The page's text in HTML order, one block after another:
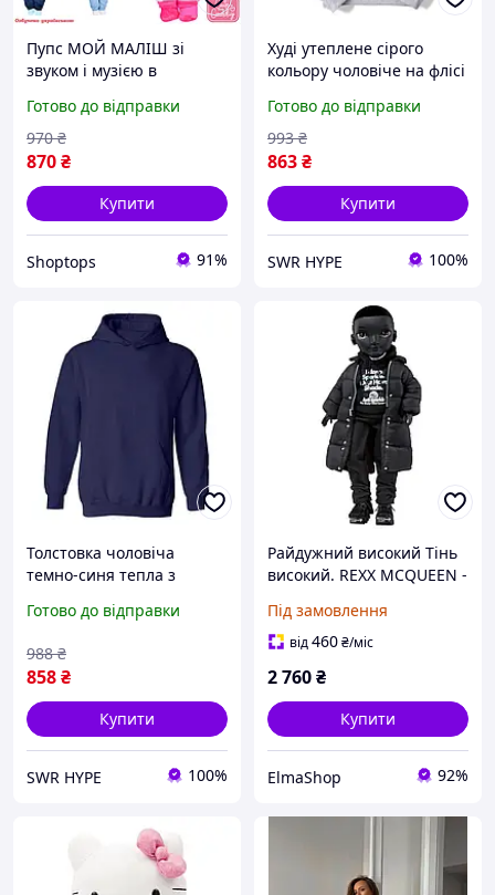
Пупс МОЙ МАЛІШ зі
звуком і музією в
Готово до відправки
870₴
970 ₴
Купити
Shoptops 91%
Худі утеплене сірого
кольору чоловіче на флісі
з капюшоном зимова
Модна тепла якісна
одежа хлопчику
Готово до відправки
863₴
993 ₴
Купити
SWR HYPE 100%
Толстовка чоловіча
темно-синя тепла з
з капюшоном Модна
Готово до відправки
858₴
988 ₴
Купити
SWR HYPE 100%
Райдужний високий Тінь
високий. REXX MCQUEEN -
з модним вбранням і
більш ніж 10 барвистими
Під замовлення
від460₴/міс
2 760₴
Купити
ElmaShop 92%